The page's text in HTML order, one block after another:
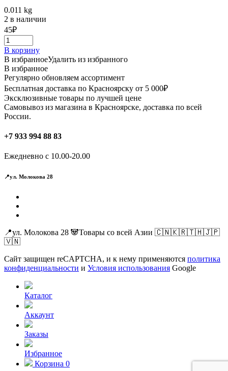
0.011 kg
2 в наличии
45₽
В корзину
В избранноеУдалить из избранного
В избранное
Регулярно обновляем ассортимент
Бесплатная доставка по Красноярску от 5 000₽
Эксклюзивные товары по лучшей цене
Самовывоз из магазина в Красноярске, доставка по всей
России.
+7 933 994 88 83
Ежедневно с 10.00-20.00
📍ул. Молокова 28
📍ул. Молокова 28 🐼Товары со всей Азии 🇨🇳🇰🇷🇹🇭🇯🇵
🇻🇳
Сайт защищен reCAPTCHA, и к нему применяются политика
конфиденциальности и Условия использования Google
Каталог
Аккаунт
Заказы
Избранное
Корзина 0